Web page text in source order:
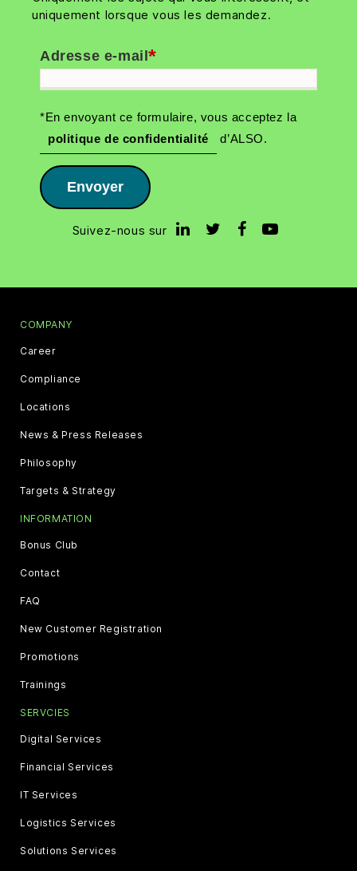
uniquement lorsque vous les demandez.
*
Adresse e-mail
*En envoyant ce formulaire, vous acceptez la
politique de confidentialité
d’ALSO.
Envoyer
Suivez-nous sur
COMPANY
Career
Compliance
Locations
News & Press Releases
Philosophy
Targets & Strategy
INFORMATION
Bonus Club
Contact
FAQ
New Customer Registration
Promotions
Trainings
SERVCIES
Digital Services
Financial Services
IT Services
Logistics Services
Solutions Services